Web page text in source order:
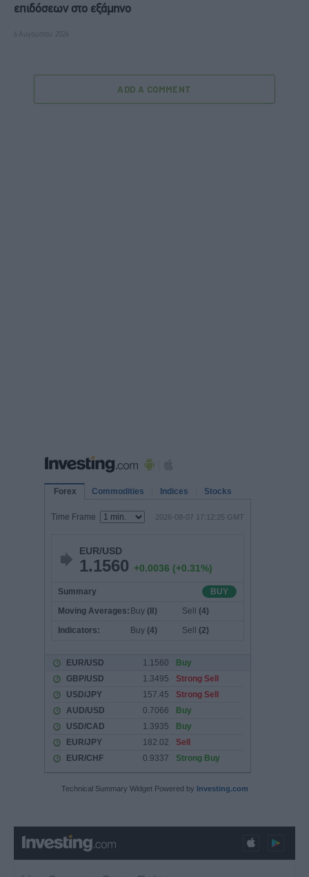
επιδόσεων στο εξάμηνο
6 Αυγούστου, 2026
ADD A COMMENT
Technical Summary Widget Powered by Investing.com